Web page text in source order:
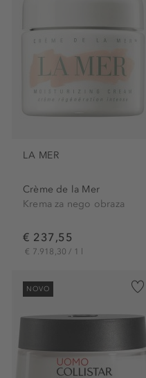
LA MER
Crème de la Mer
Krema za nego obraza
€ 237,55
€ 7.918,30 / 1 l
NOVO